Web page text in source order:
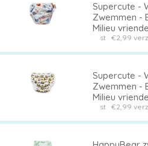
Supercute -
Zwemmen -
Milieu
€2,99
Supercute -
Zwemmen -
Milieu
€2,99